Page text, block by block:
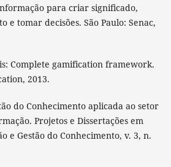
para criar significado,
e tomar decisões. São Paulo: Senac,
Complete gamification framework.
2013.
do Conhecimento aplicada ao setor
Projetos e Dissertações em
e Gestão do Conhecimento, v. 3, n.